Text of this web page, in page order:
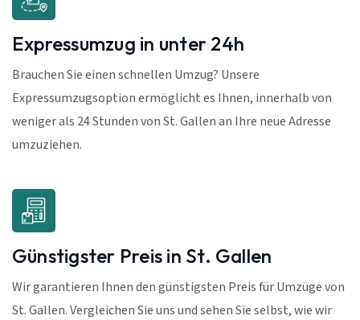
Expressumzug in unter 24h
Brauchen Sie einen schnellen Umzug? Unsere
Expressumzugsoption ermöglicht es Ihnen, innerhalb von
weniger als 24 Stunden von St. Gallen an Ihre neue Adresse
umzuziehen.
Günstigster Preis in St. Gallen
Wir garantieren Ihnen den günstigsten Preis für Umzüge von
St. Gallen. Vergleichen Sie uns und sehen Sie selbst, wie wir